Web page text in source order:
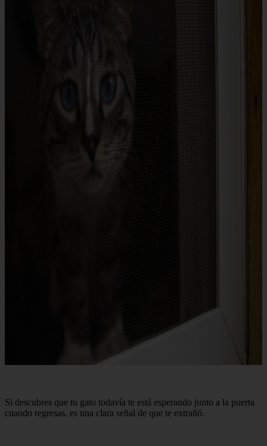
Si descubres que tu gato todavía te está esperando junto a la puerta
cuando regresas, es una clara señal de que te extrañó.